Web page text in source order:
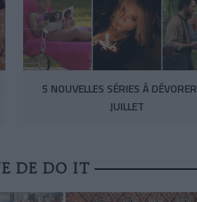
5 NOUVELLES SÉRIES À
JUILLET
DE DO IT